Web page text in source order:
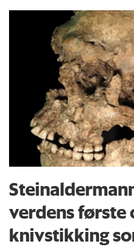
verdens første
knivstikking